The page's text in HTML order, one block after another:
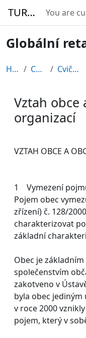
TURBO You are
Globální
Home Courses Cvičné kurzy
Vztah obce
organizací
VZTAH OBCE A
1 Vymezení
Pojem obec
zřízení) č. 128/
charakterizovat
základní
Obec je
společenstvím
zakotveno v
byla obec jediným
v roce 2000
pojem, který v